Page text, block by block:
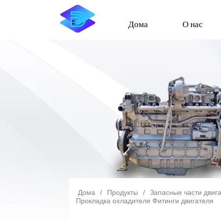
Дома О нас
Дома / Продукты /
Запасные части
Прокладка охладителя Фитинги двигателя